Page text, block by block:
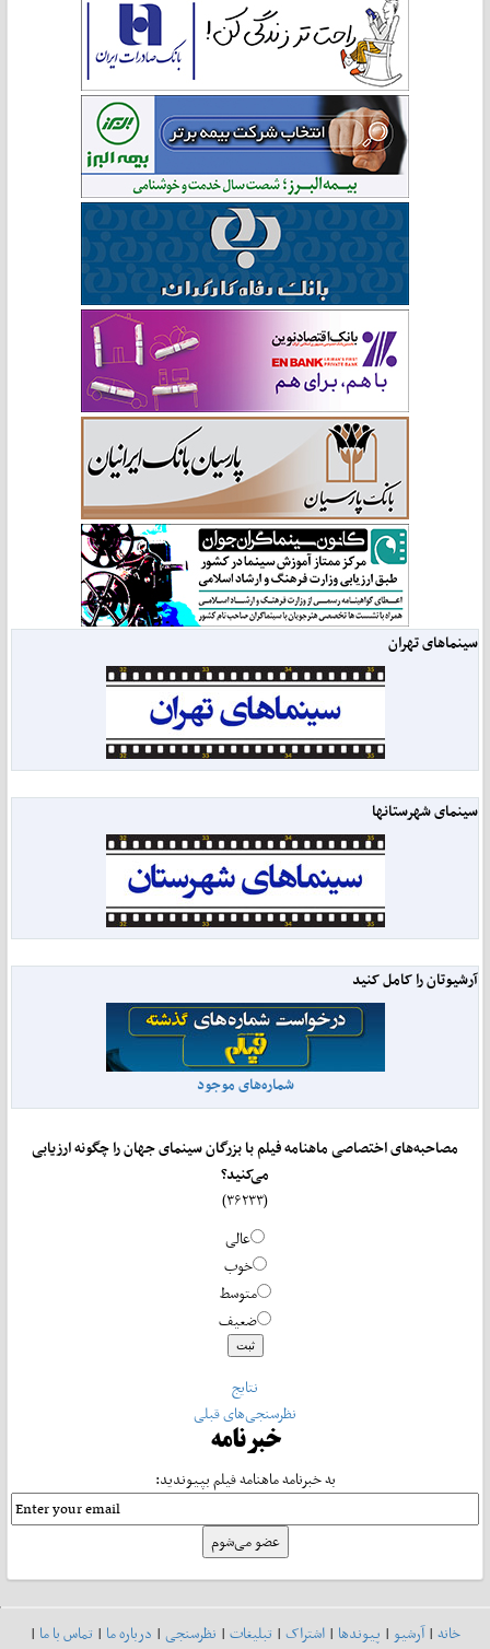
سینماهای تهران
سینمای شهرستانها
آرشیوتان را کامل کنید
شماره‌های موجود
مصاحبه‌های اختصاصی ماهنامه فیلم با بزرگان سینمای جهان را چگونه ارزیابی
می‌کنید؟
عالی
خوب
متوسط
ضعیف
نتایج
نظرسنجی‌های قبلی
خبرنامه
به خبرنامه ماهنامه فیلم بپیوندید:
خانه|آرشیو| پیوندها| اشتراک| تبلیغات| نظرسنجی| درباره ما| تماس با ما|